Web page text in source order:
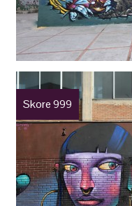
Skore 999